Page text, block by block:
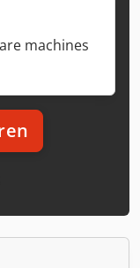
machines